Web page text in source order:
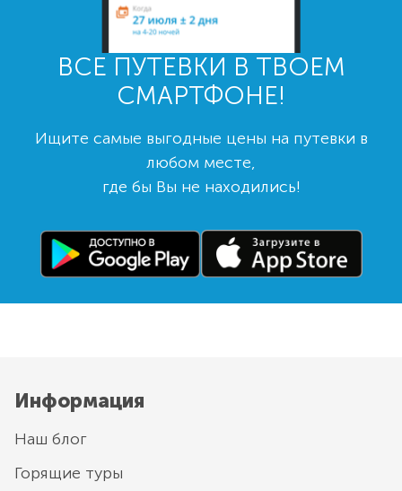
ВСЕ ПУТЕВКИ В ТВОЕМ
СМАРТФОНЕ!
Ищите самые выгодные цены на путевки в
любом месте,
где бы Вы не находились!
Информация
Наш блог
Горящие туры